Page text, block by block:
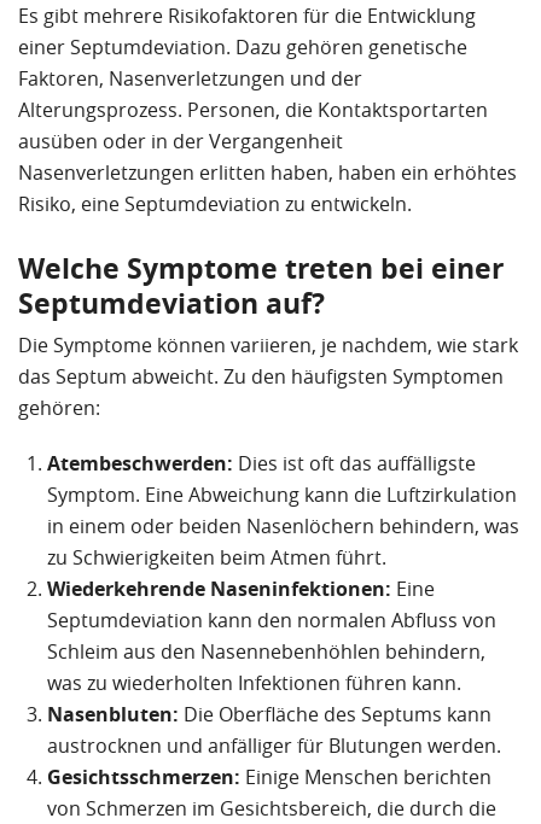
Es gibt mehrere Risikofaktoren für die Entwicklung
einer Septumdeviation. Dazu gehören genetische
Faktoren, Nasenverletzungen und der
Alterungsprozess. Personen, die Kontaktsportarten
ausüben oder in der Vergangenheit
Nasenverletzungen erlitten haben, haben ein erhöhtes
Risiko, eine Septumdeviation zu entwickeln.
Welche Symptome treten bei einer
Septumdeviation auf?
Die Symptome können variieren, je nachdem, wie stark
das Septum abweicht. Zu den häufigsten Symptomen
gehören:
Atembeschwerden: Dies ist oft das auffälligste
Symptom. Eine Abweichung kann die Luftzirkulation
in einem oder beiden Nasenlöchern behindern, was
zu Schwierigkeiten beim Atmen führt.
Wiederkehrende Naseninfektionen: Eine
Septumdeviation kann den normalen Abfluss von
Schleim aus den Nasennebenhöhlen behindern,
was zu wiederholten Infektionen führen kann.
Nasenbluten: Die Oberfläche des Septums kann
austrocknen und anfälliger für Blutungen werden.
Gesichtsschmerzen: Einige Menschen berichten
von Schmerzen im Gesichtsbereich, die durch die